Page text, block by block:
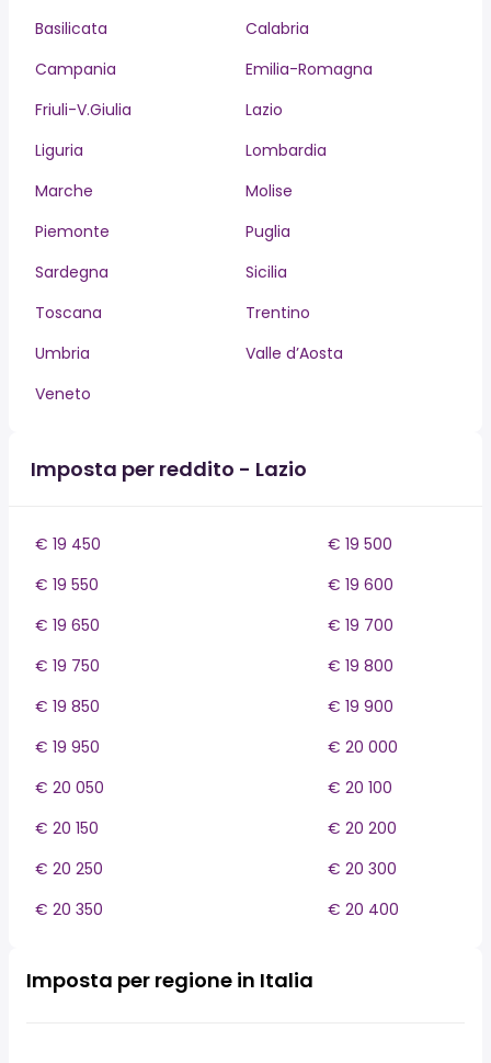
Basilicata
Calabria
Campania
Emilia-Romagna
Friuli-V.Giulia
Lazio
Liguria
Lombardia
Marche
Molise
Piemonte
Puglia
Sardegna
Sicilia
Toscana
Trentino
Umbria
Valle d’Aosta
Veneto
Imposta per reddito - Lazio
€ 19 450
€ 19 500
€ 19 550
€ 19 600
€ 19 650
€ 19 700
€ 19 750
€ 19 800
€ 19 850
€ 19 900
€ 19 950
€ 20 000
€ 20 050
€ 20 100
€ 20 150
€ 20 200
€ 20 250
€ 20 300
€ 20 350
€ 20 400
Imposta per regione in Italia